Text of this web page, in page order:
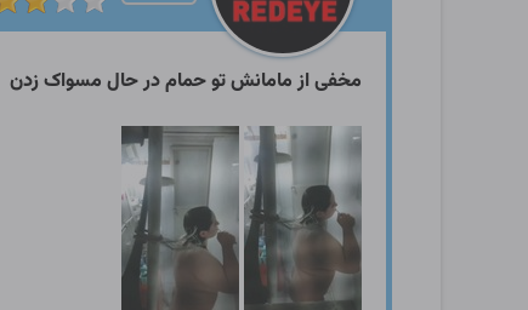
مخفی از مامانش تو حمام در حال مسواک زدن